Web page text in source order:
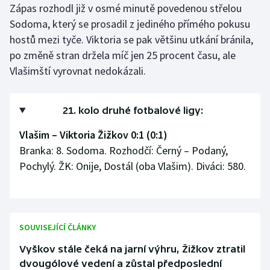
Gymnastika
Házená
Judo
Krasobruslení
Lezení
Moderní pětiboj
Motorsport
Zápas rozhodl již v osmé minutě povedenou střelou
Sodoma, který se prosadil z jediného přímého pokusu
hostů mezi tyče. Viktoria se pak většinu utkání bránila,
po změně stran držela míč jen 25 procent času, ale
Vlašimští vyrovnat nedokázali.
21. kolo druhé fotbalové ligy:
Vlašim – Viktoria Žižkov 0:1 (0:1)
Branka: 8. Sodoma. Rozhodčí: Černý – Podaný,
Pochylý. ŽK: Onije, Dostál (oba Vlašim). Diváci: 580.
SOUVISEJÍCÍ ČLÁNKY
Vyškov stále čeká na jarní výhru, Žižkov ztratil
dvougólové vedení a zůstal předposlední